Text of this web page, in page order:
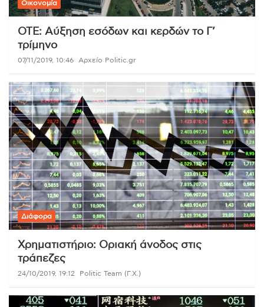
Οικονομία
ΟΤΕ: Αύξηση εσόδων και κερδών το Γ’
τρίμηνο
07/11/2019, 10:46 Αρχείο Politic.gr
Διάφορα
Χρηματιστήριο: Οριακή άνοδος στις
τράπεζες
24/10/2019, 19:12 Politic Team (Γ.Χ.)